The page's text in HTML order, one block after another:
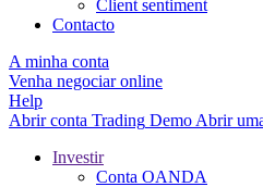
Client sentiment
Contacto
A minha conta
Venha negociar online
Help
Abrir conta Trading Demo Abrir
Investir
Conta OANDA